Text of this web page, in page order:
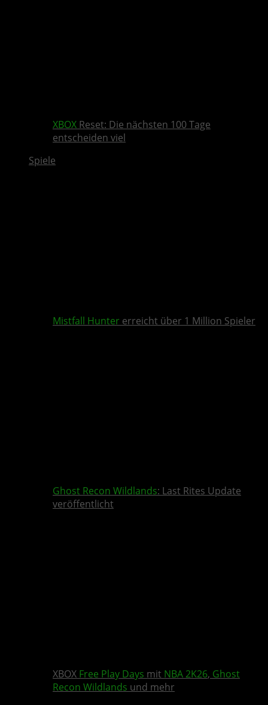
XBOX Reset: Die nächsten 100 Tage
entscheiden viel
Spiele
Mistfall Hunter erreicht über 1 Million Spieler
Ghost Recon Wildlands: Last Rites Update
veröffentlicht
XBOX Free Play Days mit NBA 2K26, Ghost
Recon Wildlands und mehr